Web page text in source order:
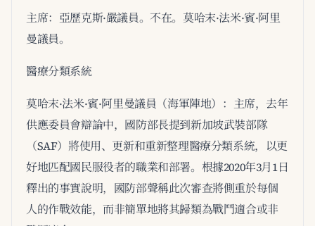
主席：亞歷克斯·嚴議員。不在。莫哈末·法米·賓·阿里
曼議員。
醫療分類系統
莫哈末·法米·賓·阿里曼議員（海軍陣地）：主席，去年
供應委員會辯論中，國防部長提到新加坡武裝部隊
（SAF）將使用、更新和重新整理醫療分類系統，以更
好地匹配國民服役者的職業和部署。根據2020年3月1日
釋出的事實說明，國防部聲稱此次審查將側重於每個
人的作戰效能，而非簡單地將其歸類為戰鬥適合或非